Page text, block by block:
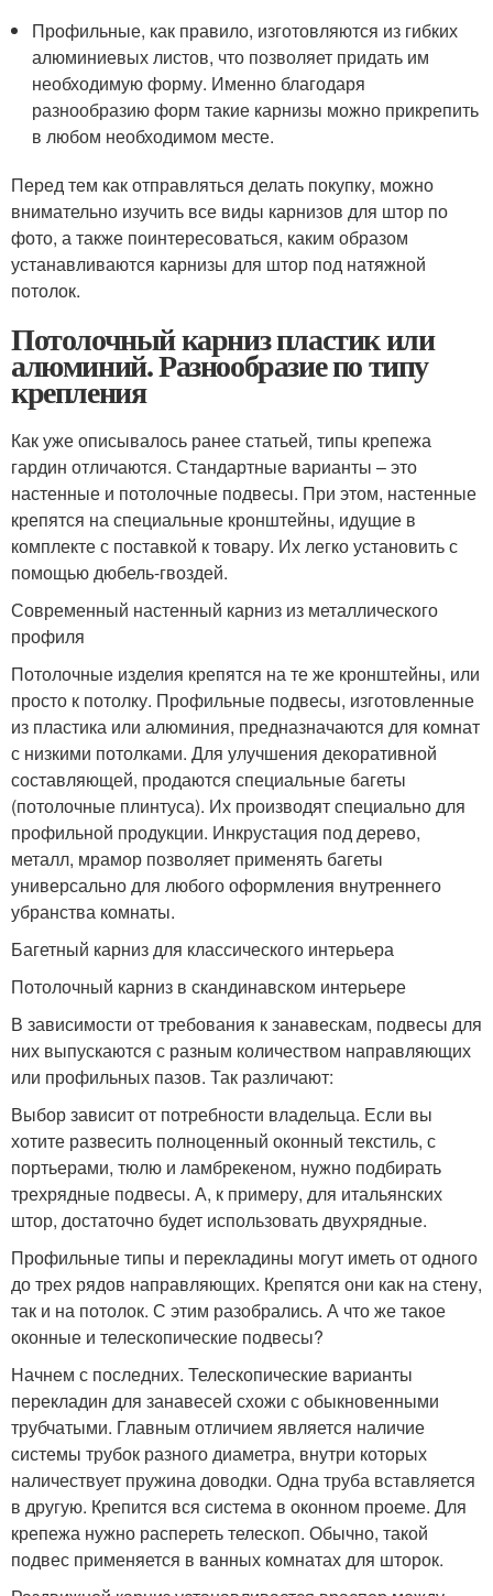
Профильные, как правило, изготовляются из гибких
алюминиевых листов, что позволяет придать им
необходимую форму. Именно благодаря
разнообразию форм такие карнизы можно прикрепить
в любом необходимом месте.
Перед тем как отправляться делать покупку, можно
внимательно изучить все виды карнизов для штор по
фото, а также поинтересоваться, каким образом
устанавливаются карнизы для штор под натяжной
потолок.
Потолочный карниз пластик или
алюминий. Разнообразие по типу
крепления
Как уже описывалось ранее статьей, типы крепежа
гардин отличаются. Стандартные варианты – это
настенные и потолочные подвесы. При этом, настенные
крепятся на специальные кронштейны, идущие в
комплекте с поставкой к товару. Их легко установить с
помощью дюбель-гвоздей.
Современный настенный карниз из металлического
профиля
Потолочные изделия крепятся на те же кронштейны, или
просто к потолку. Профильные подвесы, изготовленные
из пластика или алюминия, предназначаются для комнат
с низкими потолками. Для улучшения декоративной
составляющей, продаются специальные багеты
(потолочные плинтуса). Их производят специально для
профильной продукции. Инкрустация под дерево,
металл, мрамор позволяет применять багеты
универсально для любого оформления внутреннего
убранства комнаты.
Багетный карниз для классического интерьера
Потолочный карниз в скандинавском интерьере
В зависимости от требования к занавескам, подвесы для
них выпускаются с разным количеством направляющих
или профильных пазов. Так различают:
Выбор зависит от потребности владельца. Если вы
хотите развесить полноценный оконный текстиль, с
портьерами, тюлю и ламбрекеном, нужно подбирать
трехрядные подвесы. А, к примеру, для итальянских
штор, достаточно будет использовать двухрядные.
Профильные типы и перекладины могут иметь от одного
до трех рядов направляющих. Крепятся они как на стену,
так и на потолок. С этим разобрались. А что же такое
оконные и телескопические подвесы?
Начнем с последних. Телескопические варианты
перекладин для занавесей схожи с обыкновенными
трубчатыми. Главным отличием является наличие
системы трубок разного диаметра, внутри которых
наличествует пружина доводки. Одна труба вставляется
в другую. Крепится вся система в оконном проеме. Для
крепежа нужно распереть телескоп. Обычно, такой
подвес применяется в ванных комнатах для шторок.